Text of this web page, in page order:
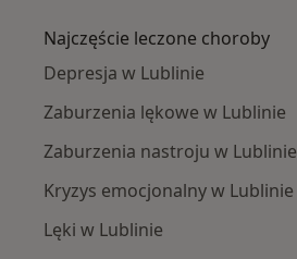
Najczęście leczone choroby
Depresja w Lublinie
Zaburzenia lękowe w Lublinie
Zaburzenia nastroju w Lublinie
Kryzys emocjonalny w Lublinie
Lęki w Lublinie